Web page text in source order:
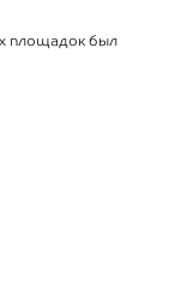
площадок был